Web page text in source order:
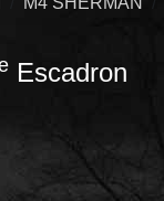
Escadron